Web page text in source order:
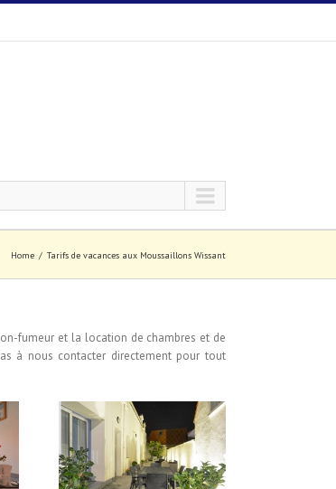
Home Tarifs de vacances aux Moussaillons Wissant
fumeur et la location de chambres et de
à nous contacter directement pour tout